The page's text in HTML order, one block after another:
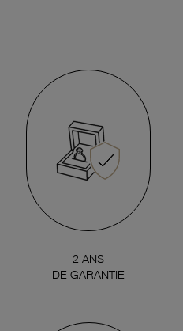
2 ANS
DE GARANTIE